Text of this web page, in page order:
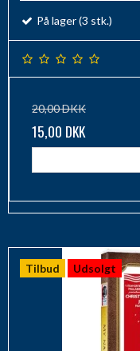
På lager (3 stk.)
20,00 DKK
15,00 DKK
Tilbud Udsolgt